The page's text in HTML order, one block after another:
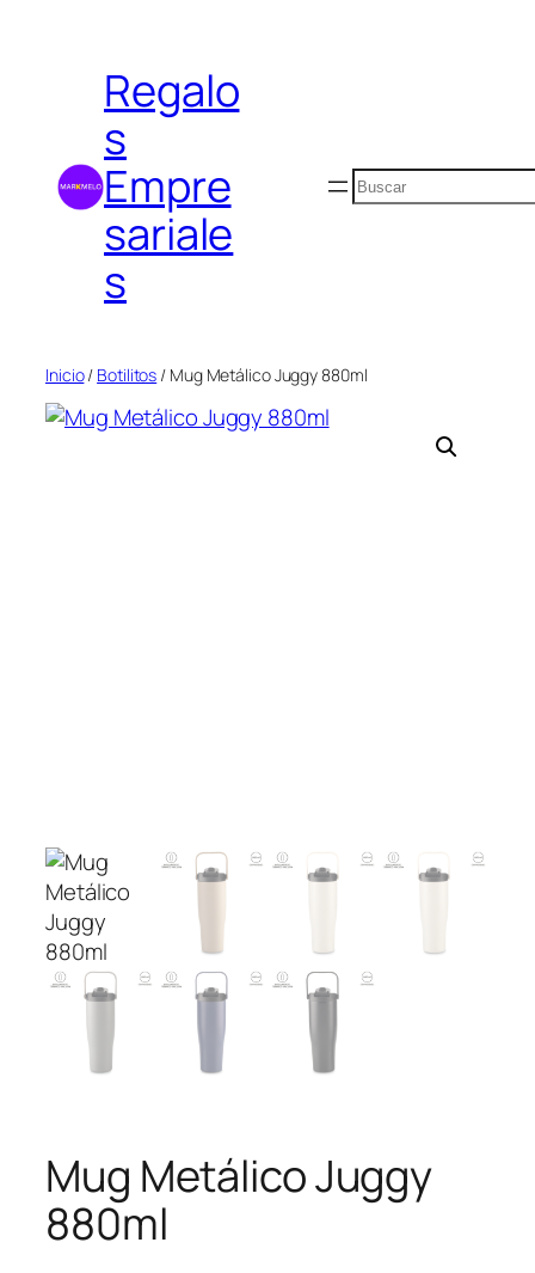
contenidoRegalo
s
Empre
sariale
s
Buscar
Inicio/ Botilitos / Mug Metálico Juggy 880ml
Mug Metálico Juggy
880ml